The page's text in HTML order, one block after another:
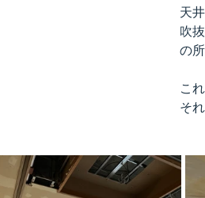
天
吹
の
こ
そ